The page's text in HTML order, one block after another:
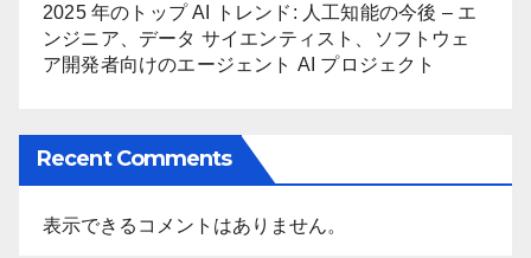
2025 年のトップ AI トレンド: 人工知能の今後 – エ
ンジニア、データ サイエンティスト、ソフトウェ
ア開発者向けのエージェント AI プロジェクト
Recent Comments
表示できるコメントはありません。